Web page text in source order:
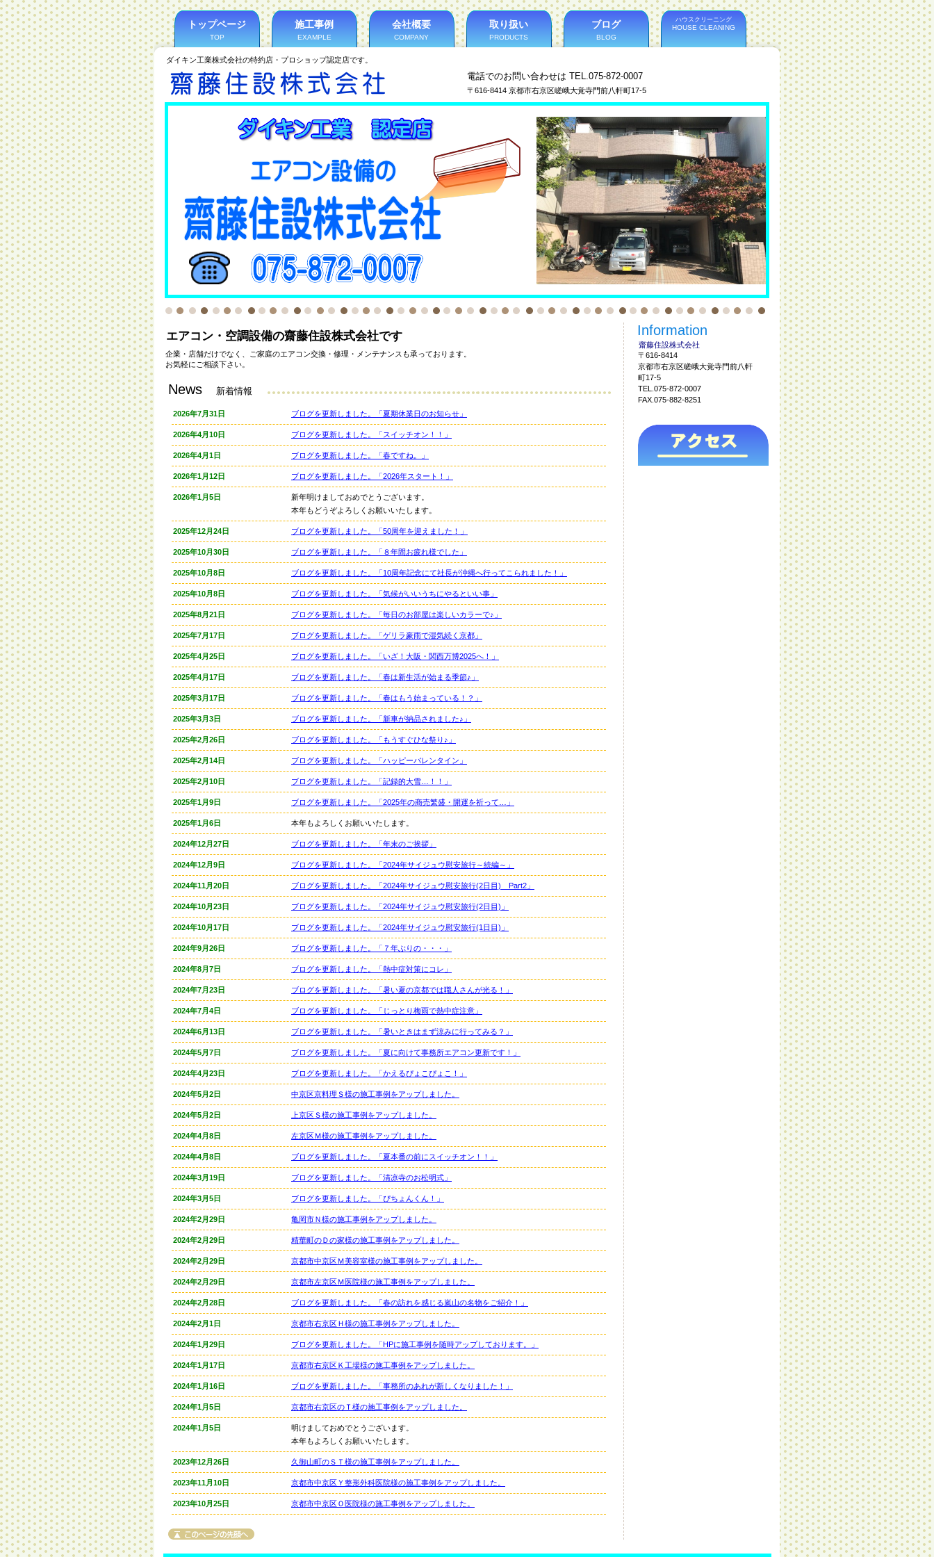
ダイキン工業株式会社の特約店・プロショップ認定店です。
電話でのお問い合わせは TEL.075-872-0007
〒616-8414 京都市右京区嵯峨大覚寺門前八軒町17-5
エアコン・空調設備の齋藤住設株式会社です
企業・店舗だけでなく、ご家庭のエアコン交換・修理・メンテナンスも承っております。
お気軽にご相談下さい。
News 新着情報
2026年7月31日 ブログを更新しました。「夏期休業日のお知らせ」
2026年4月10日 ブログを更新しました。「スイッチオン！！」
2026年4月1日 ブログを更新しました。「春ですね。」
2026年1月12日 ブログを更新しました。「2026年スタート！」
2026年1月5日
新年明けましておめでとうございます。
本年もどうぞよろしくお願いいたします。
2025年12月24日 ブログを更新しました。「50周年を迎えました！」
2025年10月30日 ブログを更新しました。「８年間お疲れ様でした」
2025年10月8日 ブログを更新しました。「10周年記念にて社長が沖縄へ行ってこられました！」
2025年10月8日 ブログを更新しました。「気候がいいうちにやるといい事」
2025年8月21日 ブログを更新しました。「毎日のお部屋は楽しいカラーで♪」
2025年7月17日 ブログを更新しました。「ゲリラ豪雨で湿気続く京都」
2025年4月25日 ブログを更新しました。「いざ！大阪・関西万博2025へ！」
2025年4月17日 ブログを更新しました。「春は新生活が始まる季節♪」
2025年3月17日 ブログを更新しました。「春はもう始まっている！？」
2025年3月3日 ブログを更新しました。「新車が納品されました♪」
2025年2月26日 ブログを更新しました。「もうすぐひな祭り♪」
2025年2月14日 ブログを更新しました。「ハッピーバレンタイン」
2025年2月10日 ブログを更新しました。「記録的大雪…！！」
2025年1月9日 ブログを更新しました。「2025年の商売繁盛・開運を祈って…」
2025年1月6日 本年もよろしくお願いいたします。
2024年12月27日 ブログを更新しました。「年末のご挨拶」
2024年12月9日 ブログを更新しました。「2024年サイジュウ慰安旅行～続編～」
2024年11月20日 ブログを更新しました。「2024年サイジュウ慰安旅行(2日目) Part2」
2024年10月23日 ブログを更新しました。「2024年サイジュウ慰安旅行(2日目)」
2024年10月17日 ブログを更新しました。「2024年サイジュウ慰安旅行(1日目)」
2024年9月26日 ブログを更新しました。「７年ぶりの・・・」
2024年8月7日 ブログを更新しました。「熱中症対策にコレ」
2024年7月23日 ブログを更新しました。「暑い夏の京都では職人さんが光る！」
2024年7月4日 ブログを更新しました。「じっとり梅雨で熱中症注意」
2024年6月13日 ブログを更新しました。「暑いときはまず涼みに行ってみる？」
2024年5月7日 ブログを更新しました。「夏に向けて事務所エアコン更新です！」
2024年4月23日 ブログを更新しました。「かえるぴょこぴょこ！」
2024年5月2日 中京区京料理Ｓ様の施工事例をアップしました。
2024年5月2日 上京区Ｓ様の施工事例をアップしました。
2024年4月8日 左京区Ｍ様の施工事例をアップしました。
2024年4月8日 ブログを更新しました。「夏本番の前にスイッチオン！！」
2024年3月19日 ブログを更新しました。「清凉寺のお松明式」
2024年3月5日 ブログを更新しました。「ぴちょんくん！」
2024年2月29日 亀岡市Ｎ様の施工事例をアップしました。
2024年2月29日 精華町のＤの家様の施工事例をアップしました。
2024年2月29日 京都市中京区Ｍ美容室様の施工事例をアップしました。
2024年2月29日 京都市左京区Ｍ医院様の施工事例をアップしました。
2024年2月28日 ブログを更新しました。「春の訪れを感じる嵐山の名物をご紹介！」
2024年2月1日 京都市右京区Ｈ様の施工事例をアップしました。
2024年1月29日 ブログを更新しました。「HPに施工事例を随時アップしております。」
2024年1月17日 京都市右京区Ｋ工場様の施工事例をアップしました。
2024年1月16日 ブログを更新しました。「事務所のあれが新しくなりました！」
2024年1月5日 京都市右京区のＴ様の施工事例をアップしました。
2024年1月5日
明けましておめでとうございます。
本年もよろしくお願いいたします。
2023年12月26日 久御山町のＳＴ様の施工事例をアップしました。
2023年11月10日 京都市中京区Ｙ整形外科医院様の施工事例をアップしました。
2023年10月25日 京都市中京区Ｏ医院様の施工事例をアップしました。
トップページ
TOP
施工事例
EXAMPLE
会社概要
COMPANY
取り扱い
PRODUCTS
ブログ
BLOG
ハウスクリーニング
HOUSE CLEANING
Information
齋藤住設株式会社
〒616-8414
京都市右京区嵯峨大覚寺門前八軒
町17-5
TEL.075-872-0007
FAX.075-882-8251